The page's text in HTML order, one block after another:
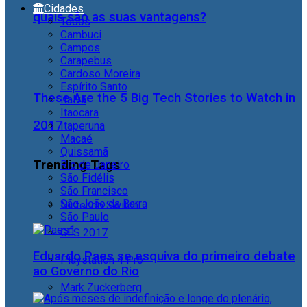
quais são as suas vantagens?
These Are the 5 Big Tech Stories to Watch in
2017
Trending Tags
Nintendo Switch
CES 2017
Playstation 4 Pro
Mark Zuckerberg
Cidades
Todos
Cambuci
Campos
Carapebus
Cardoso Moreira
Espírito Santo
Italva
Itaocara
Itaperuna
Macaé
Quissamã
Rio de Janeiro
São Fidélis
São Francisco
São João da Barra
São Paulo
Eduardo Paes se esquiva do primeiro debate
ao Governo do Rio